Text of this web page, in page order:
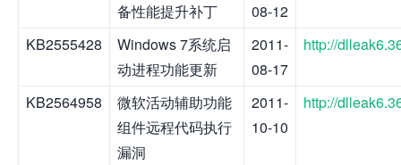
备性能提升补丁
08-12
KB2555428
Windows 7系统启
动进程功能更新
2011-
08-17
http://
KB2564958
微软活动辅助功能
组件远程代码执行
漏洞
2011-
10-10
http://